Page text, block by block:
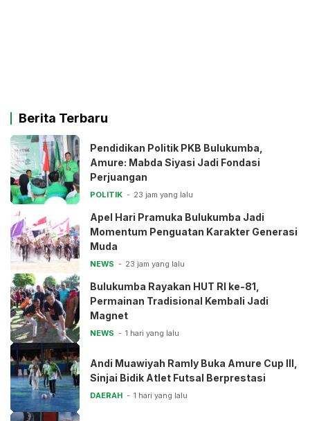
Berita Terbaru
Pendidikan Politik PKB Bulukumba,
Amure: Mabda Siyasi Jadi Fondasi
Perjuangan
POLITIK 23 jam yang lalu
Apel Hari Pramuka Bulukumba Jadi
Momentum Penguatan Karakter Generasi
Muda
NEWS 23 jam yang lalu
Bulukumba Rayakan HUT RI ke-81,
Permainan Tradisional Kembali Jadi
Magnet
NEWS 1 hari yang lalu
Andi Muawiyah Ramly Buka Amure Cup III,
Sinjai Bidik Atlet Futsal Berprestasi
DAERAH 1 hari yang lalu